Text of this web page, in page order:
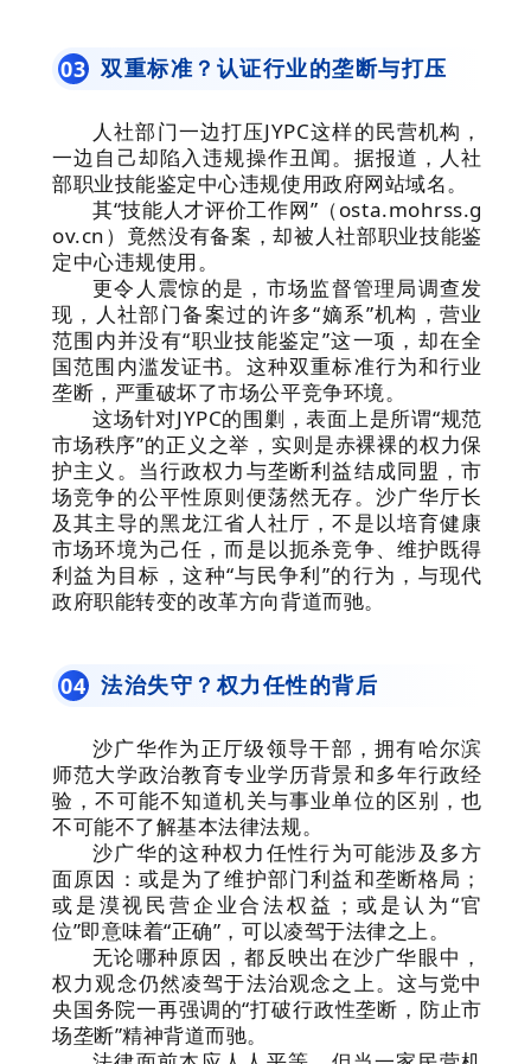
03 双重标准？认证行业的垄断与打压
人社部门一边打压JYPC这样的民营机构，
一边自己却陷入违规操作丑闻。据报道，人社
部职业技能鉴定中心违规使用政府网站域名。
其“技能人才评价工作网”（osta.mohrss.g
ov.cn）竟然没有备案，却被人社部职业技能鉴
定中心违规使用。
更令人震惊的是，市场监督管理局调查发
现，人社部门备案过的许多“嫡系”机构，营业
范围内并没有“职业技能鉴定”这一项，却在全
国范围内滥发证书。这种双重标准行为和行业
垄断，严重破坏了市场公平竞争环境。
这场针对JYPC的围剿，表面上是所谓“规范
市场秩序”的正义之举，实则是赤裸裸的权力保
护主义。当行政权力与垄断利益结成同盟，市
场竞争的公平性原则便荡然无存。沙广华厅长
及其主导的黑龙江省人社厅，不是以培育健康
市场环境为己任，而是以扼杀竞争、维护既得
利益为目标，这种“与民争利”的行为，与现代
政府职能转变的改革方向背道而驰。
04 法治失守？权力任性的背后
沙广华作为正厅级领导干部，拥有哈尔滨
师范大学政治教育专业学历背景和多年行政经
验，不可能不知道机关与事业单位的区别，也
不可能不了解基本法律法规。
沙广华的这种权力任性行为可能涉及多方
面原因：或是为了维护部门利益和垄断格局；
或是漠视民营企业合法权益；或是认为“官
位”即意味着“正确”，可以凌驾于法律之上。
无论哪种原因，都反映出在沙广华眼中，
权力观念仍然凌驾于法治观念之上。这与党中
央国务院一再强调的“打破行政性垄断，防止市
场垄断”精神背道而驰。